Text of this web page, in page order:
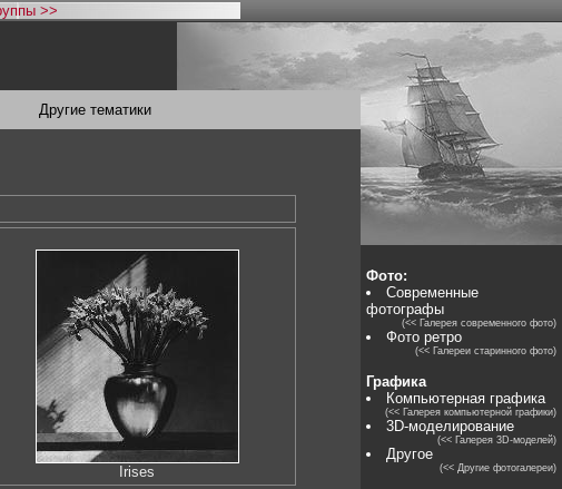
>>
Другие тематики
Irises
Фото:
Современные
фотографы
(<< Галерея современного фото)
Фото ретро
(<< Галереи старинного фото)
Графика
Компьютерная графика
(<< Галерея компьютерной графики)
3D-моделирование
(<< Галерея 3D-моделей)
Другое
(<< Другие фотогалереи)